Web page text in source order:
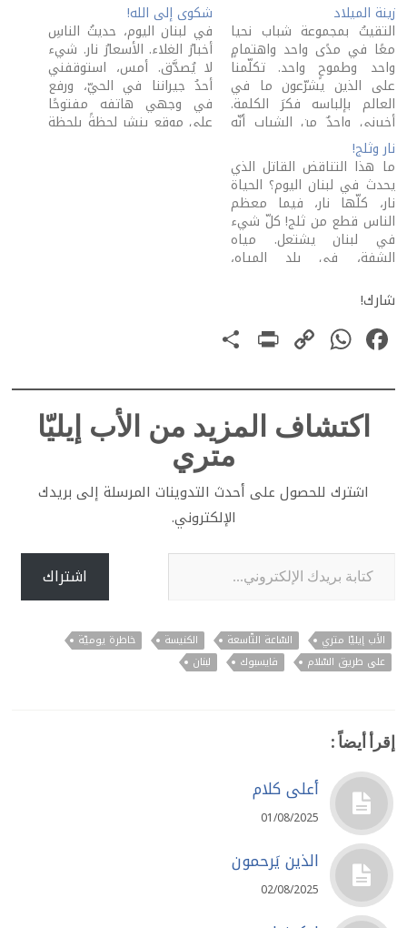
زينة الميلاد
التقيتُ بمجموعة شباب نحيا
معًا في مدًى واحد واهتمامٍ
واحد وطموحٍ واحد. تكلّمنا
على الذين يشرّعون ما في
العالم بإلباسه فكرَ الكلمة.
أخبرني واحدٌ من الشباب أنّه
قرأ على "وسائل التواصل
الاجتماعيّ" مقالاً استلّ فيه
كاتبُهُ من كتب الأنبياء ما
يُضفي شرعيّةً على زينة عيد
الميلاد، الشجرة وغيرها.
صدّقوا، أكثر…
شكوى إلى الله!
في لبنان اليوم، حديثُ الناسِ
أخبارُ الغلاء. الأسعارُ نار. شيء
لا يُصدَّق. أمس، استوقفني
أحدُ جيراننا في الحيّ، ورفع
في وجهي هاتفه مفتوحًا
على موقع ينشر لحظةً بلحظة
نار وثلج!
ما هذا التناقض القاتل الذي
يحدث في لبنان اليوم؟ الحياة
نار، كلّها نار، فيما معظم
الناس قطع من ثلج! كلّ شيء
في لبنان يشتعل. مياه
الشفة، في بلد المياه،
الكهرباء... ولكنّ اللبنانيّين
يبدون بمعظمهم يتعاطون
مع ما يحدث في بلدهم كما
لو أنّه يحدث في بلد…
شارك!
Facebook
WhatsApp
Copy
PrintFriendly
اكتشاف المزيد من الأب إيليّا
متري
اشترك للحصول على أحدث التدوينات المرسلة إلى بريدك
الإلكتروني.
كتابة بريدك الإلكتروني...
اشتراك
الأب إيليّا متري السّاعة التّاسعة الكنيسة
خاطرة يوميّة
على طريق السّلام
فايسبوك لبنان
إقرأ أيضاً :
أعلى كلام
01/08/2025
الذين يَرحمون
02/08/2025